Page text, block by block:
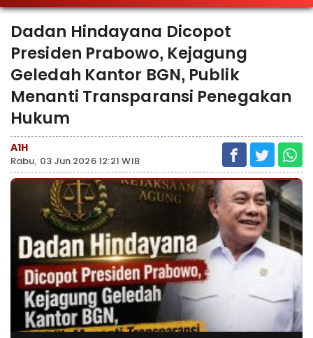
Dadan Hindayana Dicopot
Presiden Prabowo, Kejagung
Geledah Kantor BGN, Publik
Menanti Transparansi Penegakan
Hukum
A1H
Rabu, 03 Jun 2026 12:21 WIB